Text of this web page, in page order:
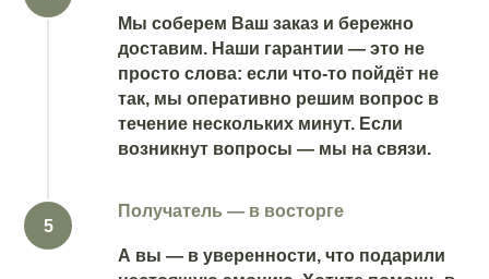
Мы соберем Ваш заказ и бережно
доставим. Наши гарантии — это не
просто слова: если что-то пойдёт не
так, мы оперативно решим вопрос в
течение нескольких минут. Если
возникнут вопросы — мы на связи.
Получатель — в восторге
А вы — в уверенности, что подарили